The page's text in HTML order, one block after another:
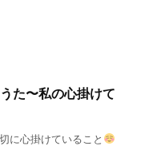
た〜私の心掛けて
に心掛けていること